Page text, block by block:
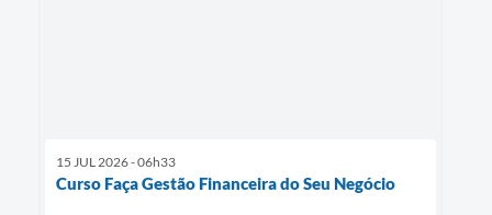
15 JUL 2026 - 06h33
Curso Faça Gestão Financeira do Seu Negócio